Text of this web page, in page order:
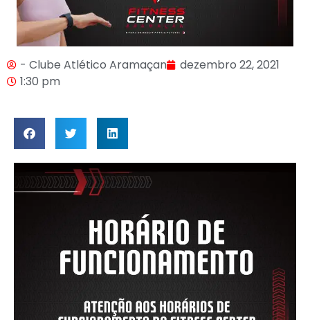
- Clube Atlético Aramaçan
dezembro 22, 2021
1:30 pm